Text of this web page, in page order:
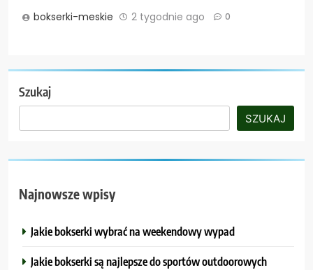
bokserki-meskie 2 tygodnie ago 0
Szukaj
SZUKAJ
Najnowsze wpisy
Jakie bokserki wybrać na weekendowy wypad
Jakie bokserki są najlepsze do sportów outdoorowych